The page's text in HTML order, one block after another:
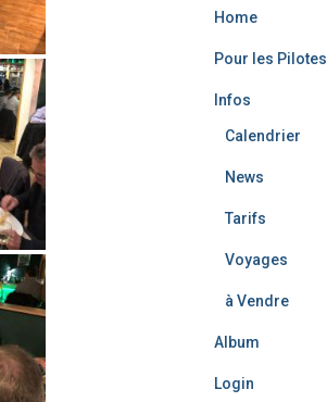
Home
Pour les Pilotes
Infos
Calendrier
News
Tarifs
Voyages
à Vendre
Album
Login